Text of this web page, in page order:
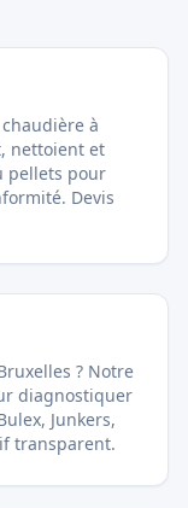
à
nettoient et
pellets pour
Devis
? Notre
diagnostiquer
Junkers,
transparent.